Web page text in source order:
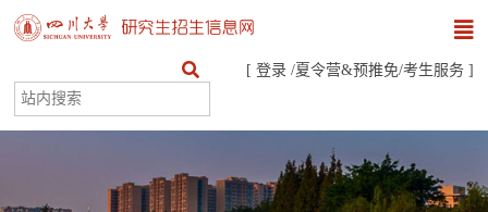
[ 登录 /夏令营&预推免/考生服务 ]